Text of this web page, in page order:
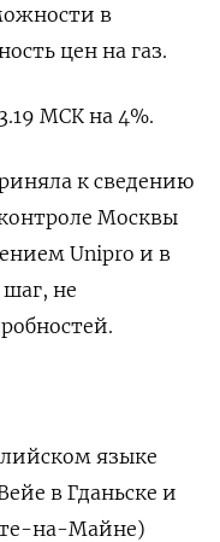
в
цен на газ.
МСК на 4%.
к сведению
Москвы
Unipro и в
не
языке
в Гданьске и
на-Майне)